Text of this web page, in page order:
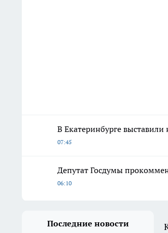
В Екатеринбурге
07:45
Депутат Госдумы
06:10
Последние новости